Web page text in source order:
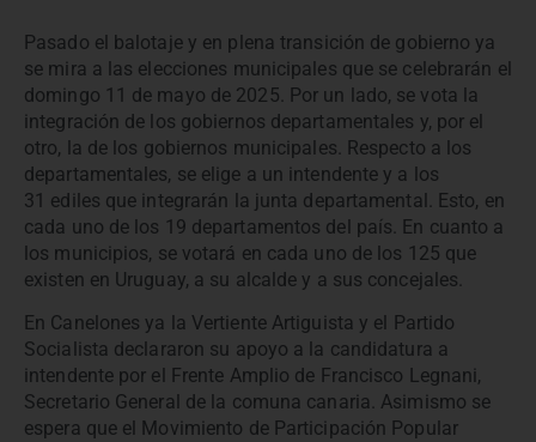
Pasado el balotaje y en plena transición de gobierno ya
se mira a las elecciones municipales que se celebrarán el
domingo 11 de mayo de 2025. Por un lado, se vota la
integración de los gobiernos departamentales y, por el
otro, la de los gobiernos municipales. Respecto a los
departamentales, se elige a un intendente y a los
31 ediles que integrarán la junta departamental. Esto, en
cada uno de los 19 departamentos del país. En cuanto a
los municipios, se votará en cada uno de los 125 que
existen en Uruguay, a su alcalde y a sus concejales.
En Canelones ya la Vertiente Artiguista y el Partido
Socialista declararon su apoyo a la candidatura a
intendente por el Frente Amplio de Francisco Legnani,
Secretario General de la comuna canaria. Asimismo se
espera que el Movimiento de Participación Popular